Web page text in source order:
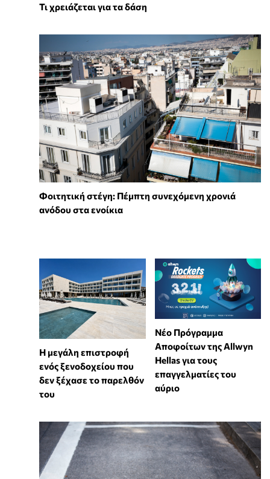
Τι χρειάζεται για τα δάση
Φοιτητική στέγη: Πέμπτη συνεχόμενη χρονιά
ανόδου στα ενοίκια
Η μεγάλη επιστροφή
ενός ξενοδοχείου που
δεν ξέχασε το παρελθόν
του
Νέο Πρόγραμμα
Αποφοίτων της Allwyn
Hellas για τους
επαγγελματίες του
αύριο